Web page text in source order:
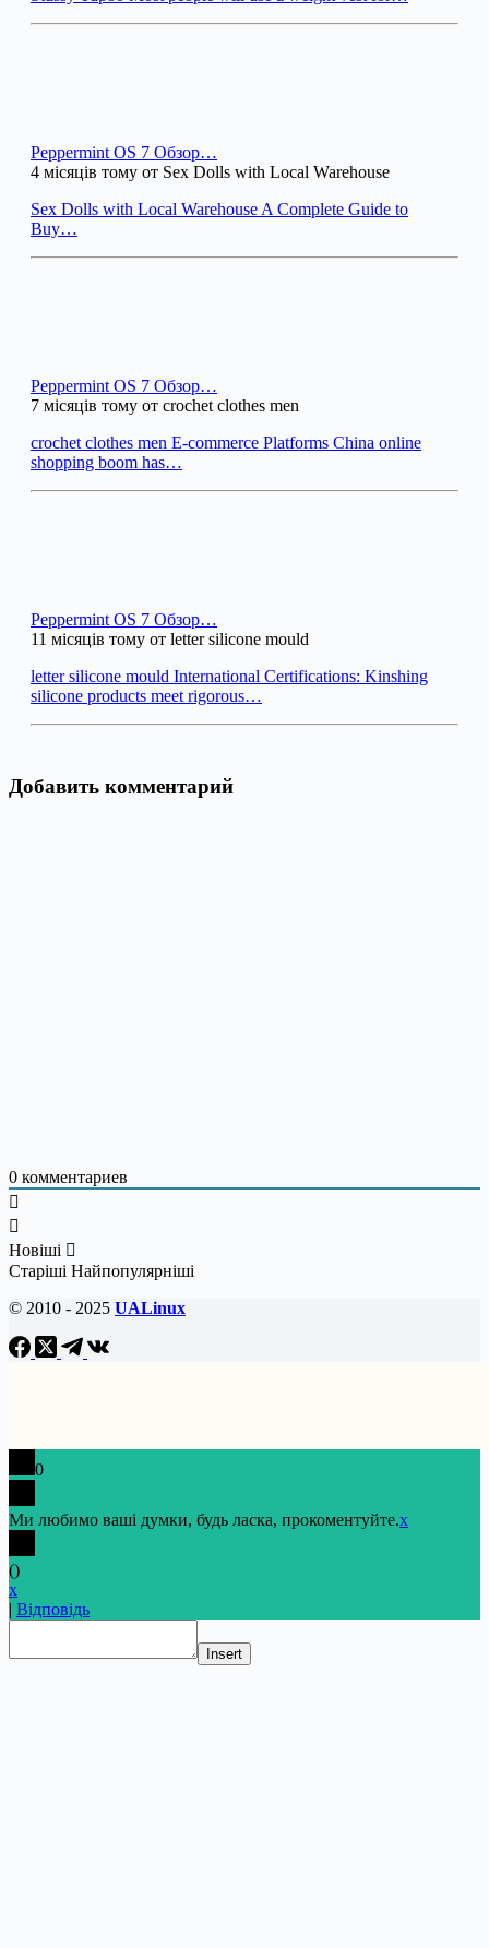
Peppermint OS 7 Обзор…
4 місяців тому от Sex Dolls with Local Warehouse
Sex Dolls with Local Warehouse A Complete Guide to
Buy…
Peppermint OS 7 Обзор…
7 місяців тому от crochet clothes men
crochet clothes men E-commerce Platforms China online
shopping boom has…
Peppermint OS 7 Обзор…
11 місяців тому от letter silicone mould
letter silicone mould International Certifications: Kinshing
silicone products meet rigorous…
Добавить комментарий
0 комментариев
Новіші
Старіші Найпопулярніші
© 2010 - 2025 UALinux
0
Ми любимо ваші думки, будь ласка, прокоментуйте.x
()
x
| Відповідь
Insert